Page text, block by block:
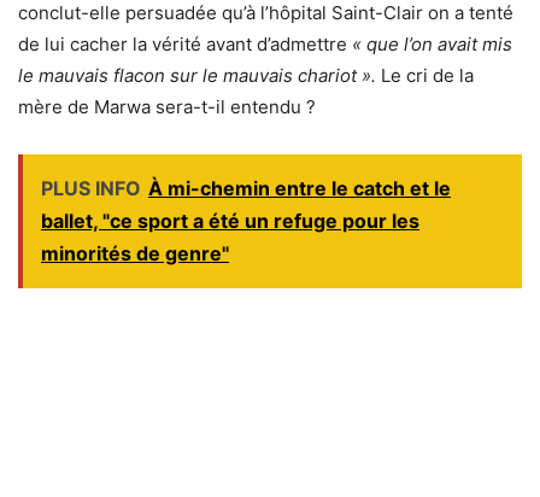
conclut-elle persuadée qu’à l’hôpital Saint-Clair on a tenté
de lui cacher la vérité avant d’admettre « que l’on avait mis
le mauvais flacon sur le mauvais chariot ». Le cri de la
mère de Marwa sera-t-il entendu ?
PLUS INFO À mi-chemin entre le catch et le
ballet, "ce sport a été un refuge pour les
minorités de genre"